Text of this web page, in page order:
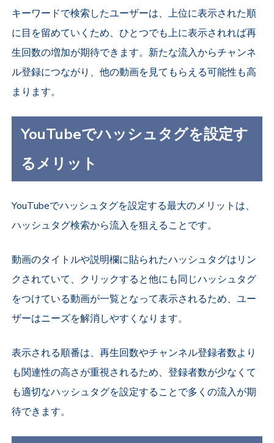
キーワードで検索したユーザーは、上位に表示された順
に目を留めていくため、ひとつでも上に表示されれば再
生回数の増加が期待できます。新たな流入からチャンネ
ル登録につながり、他の動画を見てもらえる可能性も高
まります。
YouTubeでハッシュタグを設定す
るメリット
YouTubeでハッシュタグを設定する最大のメリットは、
ハッシュタグ検索から流入を狙えることです。
動画のタイトルや説明欄に貼られたハッシュタグはリン
クされていて、クリックすると他にも同じハッシュタグ
をつけている動画が一覧となって表示されるため、ユー
ザーはニーズを解消しやすくなります。
表示される順番は、再生回数やチャンネル登録者数より
も関連性の高さが重視されるため、登録者数が少なくて
も適切なハッシュタグを設定することで多くの流入が期
待できます。